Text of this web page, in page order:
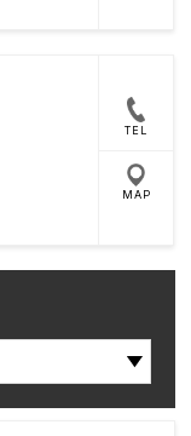
TEL
MAP